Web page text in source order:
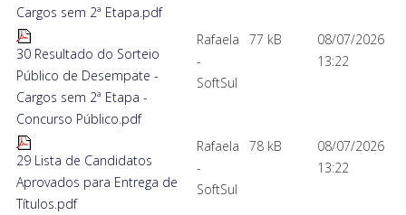
Cargos sem 2ª Etapa.pdf
30 Resultado do Sorteio
Público de Desempate -
Cargos sem 2ª Etapa -
Concurso Público.pdf
Rafaela
-
SoftSul
77 kB
08/07/2026
13:22
29 Lista de Candidatos
Aprovados para Entrega de
Títulos.pdf
Rafaela
-
SoftSul
78 kB
08/07/2026
13:22